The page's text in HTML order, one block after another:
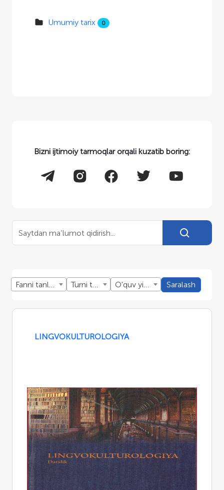
Umumiy tarix 0
Bizni ijtimoiy tarmoqlar orqali kuzatib boring:
Fanni tanlang Turni tanlang O'quv yillini tanlang Saralash
LINGVOKULTUROLOGIYA